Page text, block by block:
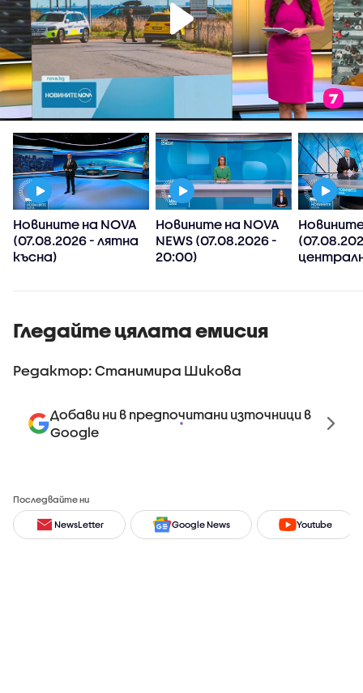
Новините на NOVA
(07.08.2026 - лятна
късна)
Новините на NOVA
NEWS (07.08.2026 -
20:00)
Гледайте цялата емисия
Редактор: Станимира Шикова
Добави ни в предпочитани източници в
Google
Последвайте ни
NewsLetter Google News Youtube